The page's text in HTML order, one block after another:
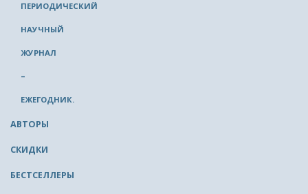
ПЕРИОДИЧЕСКИЙ
НАУЧНЫЙ
ЖУРНАЛ
–
ЕЖЕГОДНИК.
АВТОРЫ
СКИДКИ
БЕСТСЕЛЛЕРЫ